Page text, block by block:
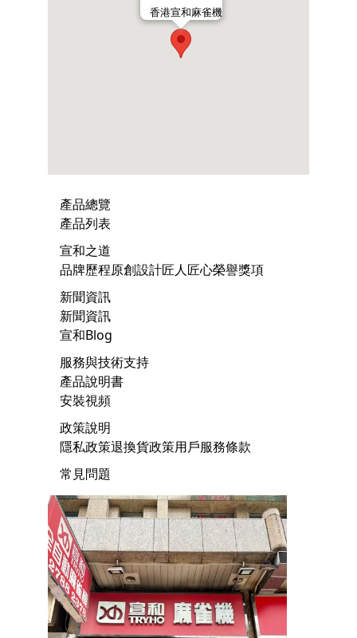
香港宣和麻雀機
產品總覽
產品列表
宣和之道
品牌歷程原創設計匠人匠心榮譽獎項
新聞資訊
新聞資訊
宣和Blog
服務與技術支持
產品說明書
安裝視頻
政策說明
隱私政策退換貨政策用戶服務條款
常見問題